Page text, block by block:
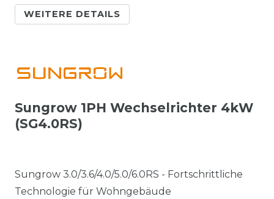
WEITERE DETAILS
Sungrow 1PH Wechselrichter 4kW
(SG4.0RS)
Sungrow 3.0/3.6/4.0/5.0/6.0RS - Fortschrittliche
Technologie für Wohngebäude